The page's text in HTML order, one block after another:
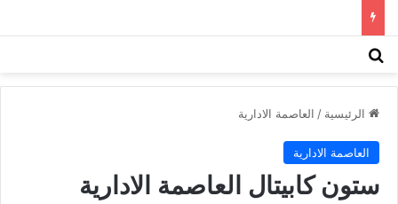
الرئيسية / العاصمة الادارية
العاصمة الادارية
ستون كابيتال العاصمة الادارية